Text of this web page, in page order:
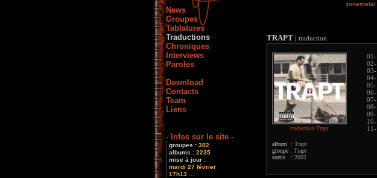
News
Groupes
Tablatures
Traductions
Chroniques
Interviews
Paroles
Download
Contacts
Team
Liens
- Infos sur le site -
groupes : 382
albums : 2235
mise à jour :
mardi 27 février
17h13 ...
zonemetal
TRAPT | traduction
traduction Trapt
album : Trapt
groupe : Trapt
sortie : 2002
01-
02-
03-
04-
05-
06-
07-
08-
09-
10-
11-